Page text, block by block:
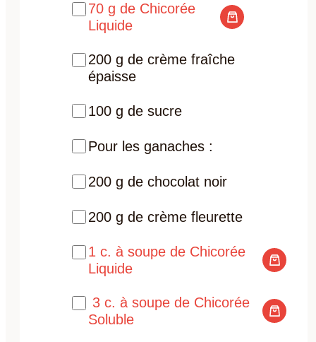
70 g de Chicorée
Liquide
200 g de crème fraîche
épaisse
100 g de sucre
Pour les ganaches :
200 g de chocolat noir
200 g de crème fleurette
1 c. à soupe de Chicorée
Liquide
3 c. à soupe de Chicorée
Soluble